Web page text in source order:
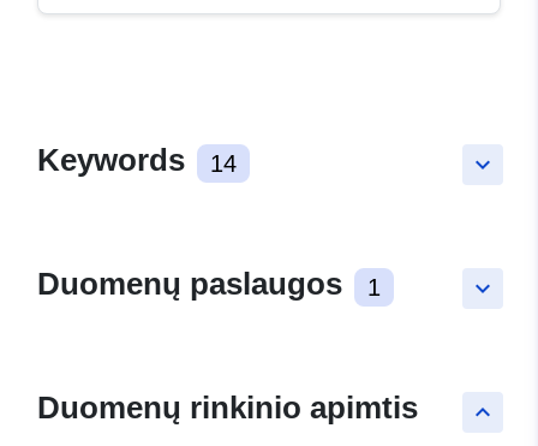
keyboard_arrow_down
Keywords 14
keyboard_arrow_down
Duomenų paslaugos 1
keyboard_arrow_up
Duomenų rinkinio apimtis